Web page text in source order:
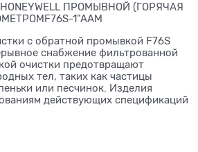
ПРОМЫВНОЙ (ГОРЯЧАЯ
1"AAM
с обратной промывкой F76S
снабжение фильтрованной
очистки предотвращают
тел, таких как частицы
или песчинок. Изделия
действующих спецификаций